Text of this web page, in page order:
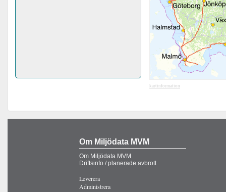
kartinformation
Om Miljödata MVM
Om Miljödata MVM
Driftsinfo / planerade avbrott
Leverera
Administrera